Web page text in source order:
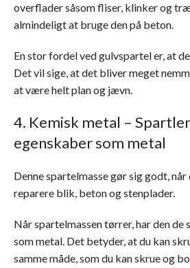
overflader såsom fliser, klinker og
almindeligt at bruge den på beton.
En stor fordel ved gulvspartel er, at
Det vil sige, at det bliver meget
at være helt plan og jævn.
4. Kemisk metal –
egenskaber som metal
Denne spartelmasse gør sig godt,
reparere blik, beton og stenplader.
Når spartelmassen tørrer, har den de
som metal. Det betyder, at du kan
samme måde, som du kan skrue og